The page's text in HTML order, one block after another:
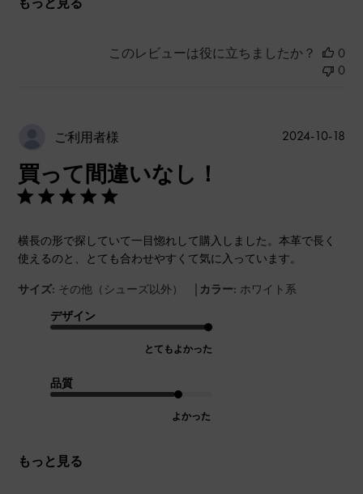
このレビューは役に立ちましたか？
0
0
ご利用者様
買って間違いなし！
横長の形で探していて一目惚れして購入しました。本革で長く
使えるのと、とても合わせやすくて気に入っています。
サイズ: その他（シューズ以外） | カラー: ホワイト系
デザイン
とてもよかった
品質
よかった
もっと見る
公
2024-10-18